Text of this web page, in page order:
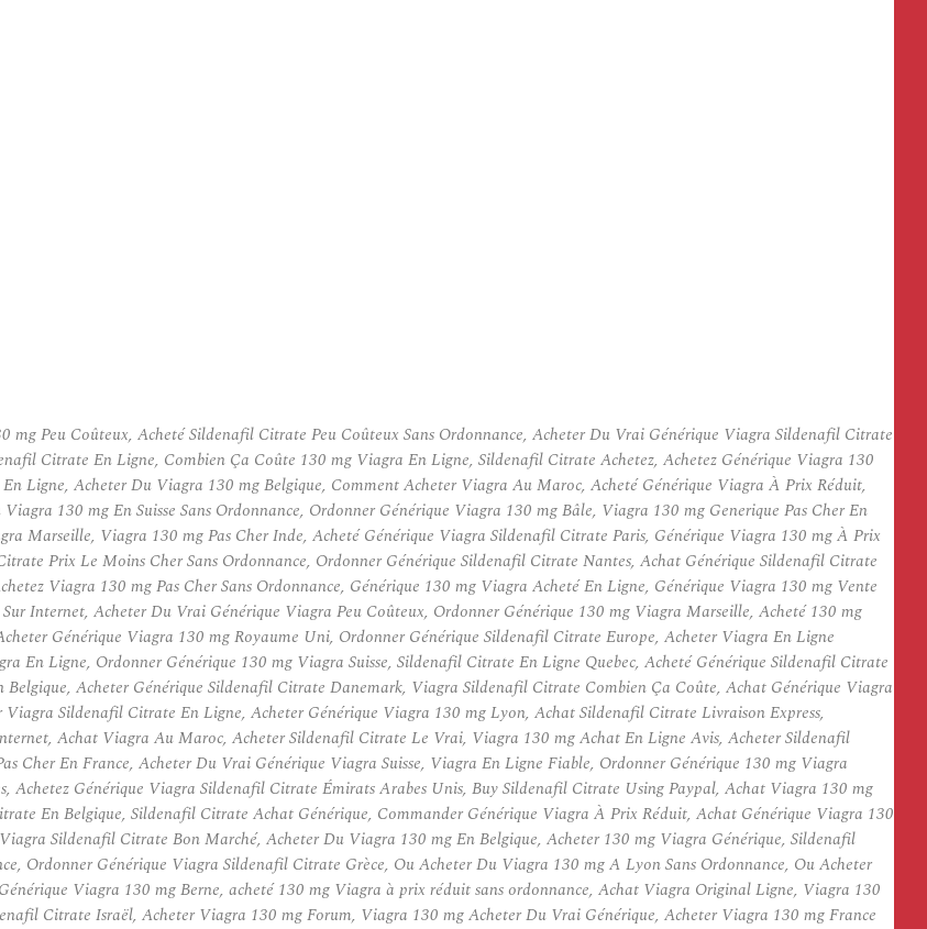
Peu Coûteux, Acheté Sildenafil Citrate Peu Coûteux Sans Ordonnance, Acheter Du Vrai Générique Viagra Sildenafil Citrate
Citrate En Ligne, Combien Ça Coûte 130 mg Viagra En Ligne, Sildenafil Citrate Achetez, Achetez Générique Viagra 130
Ligne, Acheter Du Viagra 130 mg Belgique, Comment Acheter Viagra Au Maroc, Acheté Générique Viagra À Prix Réduit,
130 mg En Suisse Sans Ordonnance, Ordonner Générique Viagra 130 mg Bâle, Viagra 130 mg Generique Pas Cher En
Marseille, Viagra 130 mg Pas Cher Inde, Acheté Générique Viagra Sildenafil Citrate Paris, Générique Viagra 130 mg À Prix
Prix Le Moins Cher Sans Ordonnance, Ordonner Générique Sildenafil Citrate Nantes, Achat Générique Sildenafil Citrate
Viagra 130 mg Pas Cher Sans Ordonnance, Générique 130 mg Viagra Acheté En Ligne, Générique Viagra 130 mg Vente
Internet, Acheter Du Vrai Générique Viagra Peu Coûteux, Ordonner Générique 130 mg Viagra Marseille, Acheté 130 mg
Générique Viagra 130 mg Royaume Uni, Ordonner Générique Sildenafil Citrate Europe, Acheter Viagra En Ligne
En Ligne, Ordonner Générique 130 mg Viagra Suisse, Sildenafil Citrate En Ligne Quebec, Acheté Générique Sildenafil Citrate
Acheter Générique Sildenafil Citrate Danemark, Viagra Sildenafil Citrate Combien Ça Coûte, Achat Générique Viagra
Sildenafil Citrate En Ligne, Acheter Générique Viagra 130 mg Lyon, Achat Sildenafil Citrate Livraison Express,
Achat Viagra Au Maroc, Acheter Sildenafil Citrate Le Vrai, Viagra 130 mg Achat En Ligne Avis, Acheter Sildenafil
Cher En France, Acheter Du Vrai Générique Viagra Suisse, Viagra En Ligne Fiable, Ordonner Générique 130 mg Viagra
Achetez Générique Viagra Sildenafil Citrate Émirats Arabes Unis, Buy Sildenafil Citrate Using Paypal, Achat Viagra 130 mg
En Belgique, Sildenafil Citrate Achat Générique, Commander Générique Viagra À Prix Réduit, Achat Générique Viagra 130
Sildenafil Citrate Bon Marché, Acheter Du Viagra 130 mg En Belgique, Acheter 130 mg Viagra Générique, Sildenafil
Ordonner Générique Viagra Sildenafil Citrate Grèce, Ou Acheter Du Viagra 130 mg A Lyon Sans Ordonnance, Ou Acheter
Viagra 130 mg Berne, acheté 130 mg Viagra à prix réduit sans ordonnance, Achat Viagra Original Ligne, Viagra 130
Citrate Israël, Acheter Viagra 130 mg Forum, Viagra 130 mg Acheter Du Vrai Générique, Acheter Viagra 130 mg France